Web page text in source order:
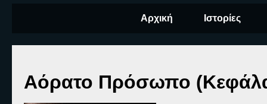
Αρχική Ιστορίες
Αόρατο Πρόσωπο